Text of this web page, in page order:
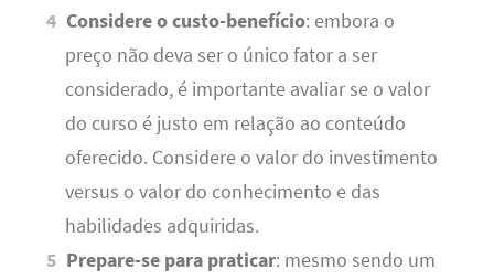
Considere o custo-benefício: embora o
preço não deva ser o único fator a ser
considerado, é importante avaliar se o valor
do curso é justo em relação ao conteúdo
oferecido. Considere o valor do investimento
versus o valor do conhecimento e das
habilidades adquiridas.
Prepare-se para praticar: mesmo sendo um